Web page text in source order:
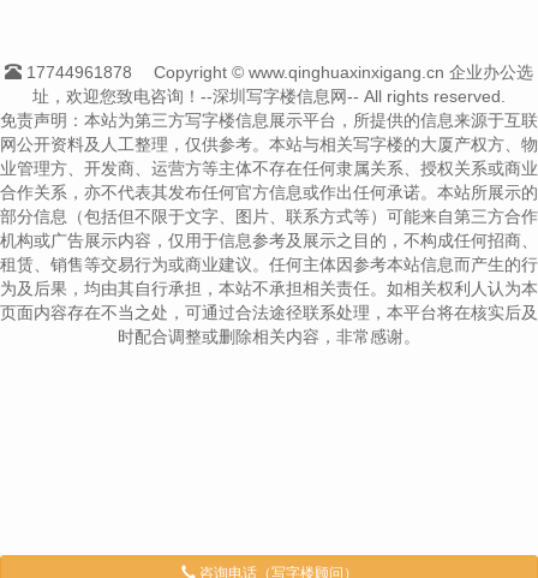
17744961878
Copyright © www.qinghuaxinxigang.cn 企业办公选
址，欢迎您致电咨询！--深圳写字楼信息网-- All rights reserved.
免责声明：本站为第三方写字楼信息展示平台，所提供的信息来源于互联
网公开资料及人工整理，仅供参考。本站与相关写字楼的大厦产权方、物
业管理方、开发商、运营方等主体不存在任何隶属关系、授权关系或商业
合作关系，亦不代表其发布任何官方信息或作出任何承诺。本站所展示的
部分信息（包括但不限于文字、图片、联系方式等）可能来自第三方合作
机构或广告展示内容，仅用于信息参考及展示之目的，不构成任何招商、
租赁、销售等交易行为或商业建议。任何主体因参考本站信息而产生的行
为及后果，均由其自行承担，本站不承担相关责任。如相关权利人认为本
页面内容存在不当之处，可通过合法途径联系处理，本平台将在核实后及
时配合调整或删除相关内容，非常感谢。
咨询电话（写字楼顾问）